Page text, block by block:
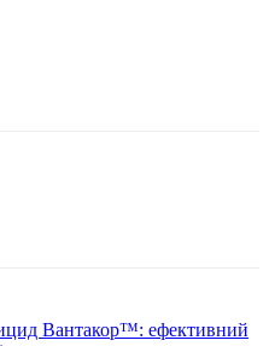
Вантакор™: ефективний